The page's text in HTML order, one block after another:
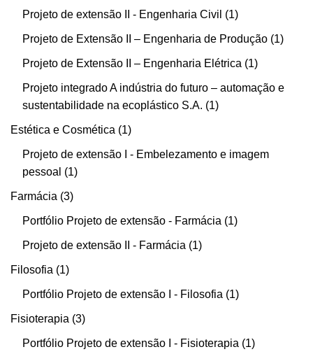
Projeto de extensão II - Engenharia Civil 1
Projeto de Extensão II – Engenharia de Produção 1
Projeto de Extensão II – Engenharia Elétrica 1
Projeto integrado A indústria do futuro – automação e
sustentabilidade na ecoplástico S.A.
1
Estética e Cosmética 1
Projeto de extensão I - Embelezamento e imagem
pessoal
1
Farmácia 3
Portfólio Projeto de extensão - Farmácia 1
Projeto de extensão II - Farmácia 1
Filosofia 1
Portfólio Projeto de extensão I - Filosofia 1
Fisioterapia 3
Portfólio Projeto de extensão I - Fisioterapia 1